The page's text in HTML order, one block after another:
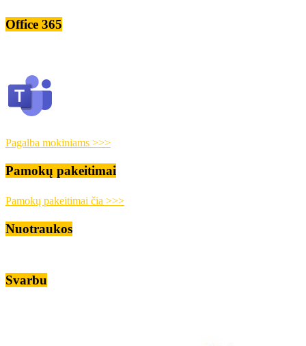
Office 365
Pagalba mokiniams >>>
Pamokų pakeitimai
Pamokų pakeitimai čia >>>
Nuotraukos
Svarbu